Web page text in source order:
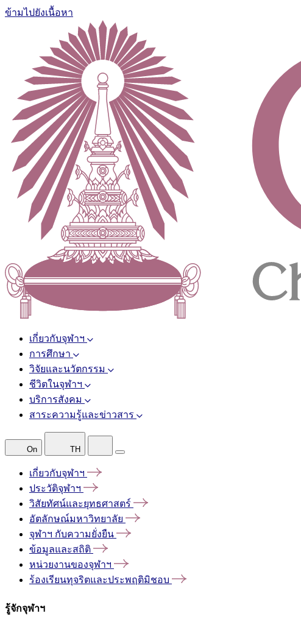
ข้ามไปยังเนื้อหา
เกี่ยวกับจุฬาฯ
การศึกษา
วิจัยและนวัตกรรม
ชีวิตในจุฬาฯ
บริการสังคม
สาระความรู้และข่าวสาร
On TH
เกี่ยวกับจุฬาฯ
ประวัติจุฬาฯ
วิสัยทัศน์และยุทธศาสตร์
อัตลักษณ์มหาวิทยาลัย
จุฬาฯ กับความยั่งยืน
ข้อมูลและสถิติ
หน่วยงานของจุฬาฯ
ร้องเรียนทุจริตและประพฤติมิชอบ
รู้จักจุฬาฯ